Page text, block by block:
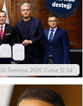
10 Temmuz 2026 Cuma 11:54